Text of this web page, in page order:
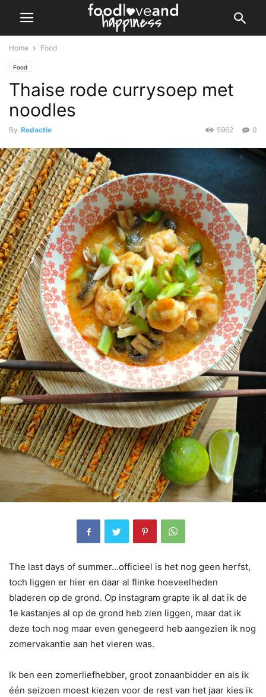
Home Food
Food
Thaise rode currysoep met
noodles
By Redactie 0
5962
The last days of summer…officieel is het nog geen herfst,
toch liggen er hier en daar al flinke hoeveelheden
bladeren op de grond. Op instagram grapte ik al dat ik de
1e kastanjes al op de grond heb zien liggen, maar dat ik
deze toch nog maar even genegeerd heb aangezien ik nog
zomervakantie aan het vieren was.
Ik ben een zomerliefhebber, groot zonaanbidder en als ik
één seizoen moest kiezen voor de rest van het jaar kies ik